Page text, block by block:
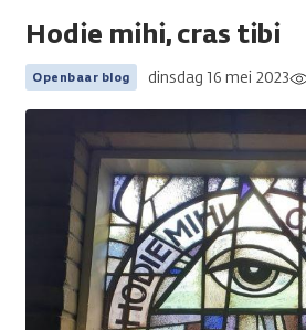
Hodie mihi, cras tibi
Openbaar blog dinsdag 16 mei 2023